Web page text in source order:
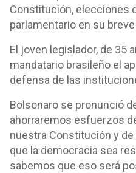
Constitución, elecciones
parlamentario en su
El joven legislador, de 35
mandatario brasileño el
defensa de las
Bolsonaro se pronunció
ahorraremos esfuerzos
nuestra Constitución y
que la democracia sea
sabemos que eso será